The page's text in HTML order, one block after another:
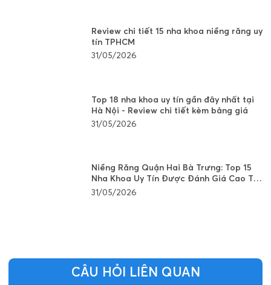
Review chi tiết 15 nha khoa niềng răng uy
tín TPHCM
31/05/2026
Top 18 nha khoa uy tín gần đây nhất tại
Hà Nội - Review chi tiết kèm bảng giá
31/05/2026
Niềng Răng Quận Hai Bà Trưng: Top 15
Nha Khoa Uy Tín Được Đánh Giá Cao Tại
Hà Nội
31/05/2026
CÂU HỎI LIÊN QUAN